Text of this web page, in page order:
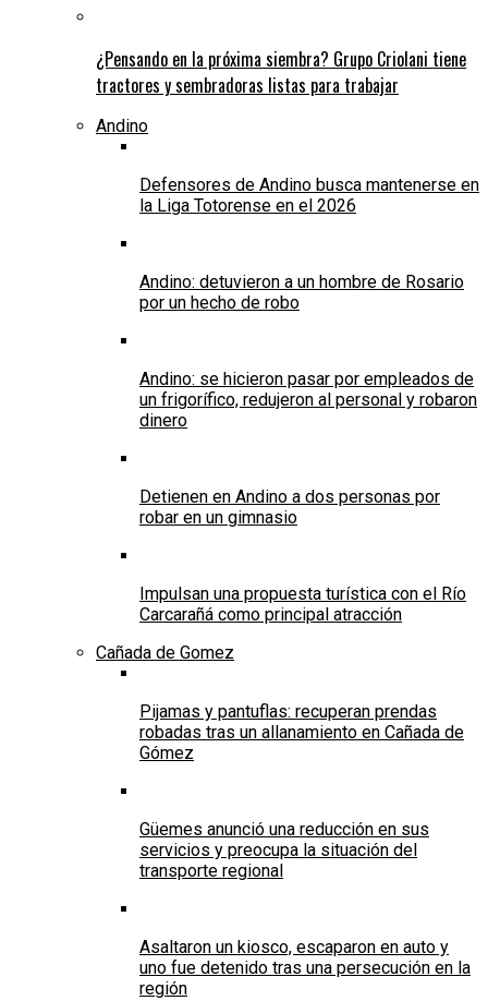
¿Pensando en la próxima siembra? Grupo Criolani tiene
tractores y sembradoras listas para trabajar
Andino
Defensores de Andino busca mantenerse en
la Liga Totorense en el 2026
Andino: detuvieron a un hombre de Rosario
por un hecho de robo
Andino: se hicieron pasar por empleados de
un frigorífico, redujeron al personal y robaron
dinero
Detienen en Andino a dos personas por
robar en un gimnasio
Impulsan una propuesta turística con el Río
Carcarañá como principal atracción
Cañada de Gomez
Pijamas y pantuflas: recuperan prendas
robadas tras un allanamiento en Cañada de
Gómez
Güemes anunció una reducción en sus
servicios y preocupa la situación del
transporte regional
Asaltaron un kiosco, escaparon en auto y
uno fue detenido tras una persecución en la
región